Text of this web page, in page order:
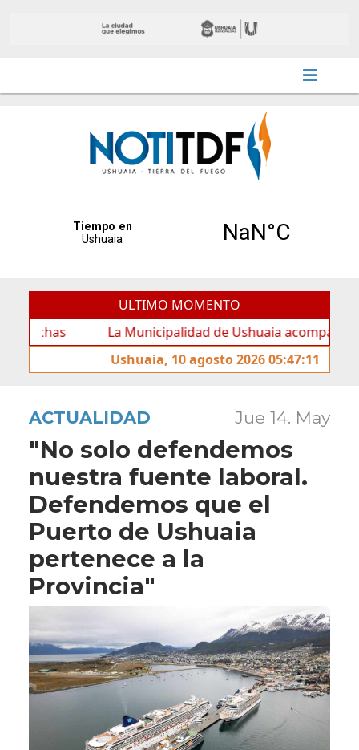
ULTIMO MOMENTO
La Municipalidad de Ushuaia acompañó los
Ushuaia, 10 agosto 2026 05:47:11
ACTUALIDAD Jue 14. May
"No solo defendemos
nuestra fuente laboral.
Defendemos que el
Puerto de Ushuaia
pertenece a la
Provincia"